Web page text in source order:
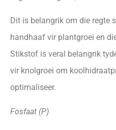
Dit is belangrik om die regte
handhaaf vir plantgroei en
Stikstof is veral belangrik
vir knolgroei om
optimaliseer.
Fosfaat (P)